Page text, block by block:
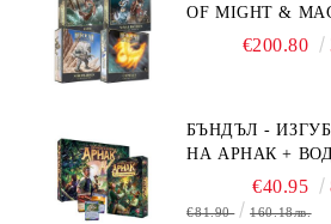
OF MIGHT &
BOARD GAME
€200.80
БЪНДЪЛ -
НА АРНАК + ВОДАЧИ НА
ЕКСПЕДИЦИИ +
БЕЗПЛАТНО
€40.95
€81.90 160.18лв.